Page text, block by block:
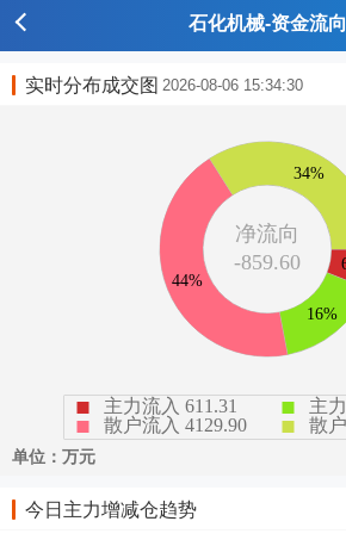
石化机械-资金流向
实时分布成交图 2026-08-06 15:34:30
今日主力增减仓趋势